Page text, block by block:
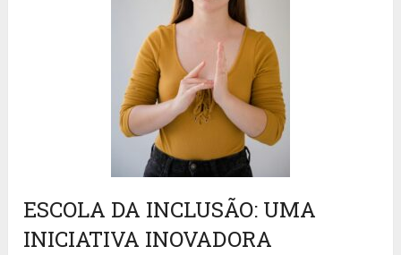
ESCOLA DA INCLUSÃO: UMA
INICIATIVA INOVADORA